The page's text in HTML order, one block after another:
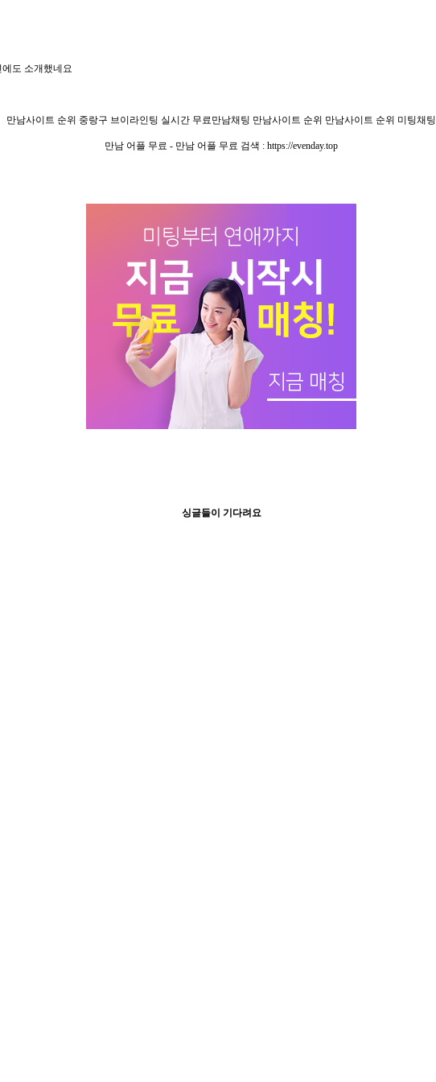
도 소개했네요
만남사이트 순위 중랑구 브이라인팅 실시간 무료만남채팅 만남사이트 순위 만남사이트 순위 미팅채팅
만남 어플 무료 - 만남 어플 무료 검색 : https://evenday.top
싱글들이 기다려요